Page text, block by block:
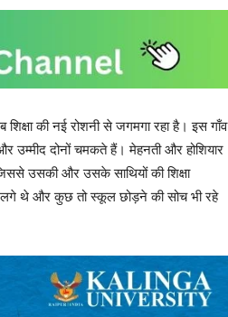
की नई रोशनी से जगमगा रहा है। इस गाँव
उम्मीद दोनों चमकते हैं। मेहनती और होशियार
उसकी और उसके साथियों की शिक्षा
लगे थे और कुछ तो स्कूल छोड़ने की सोच भी रहे